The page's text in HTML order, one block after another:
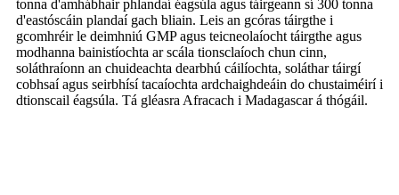
tonna d'amhábhair phlandaí éagsúla agus táirgeann sí 300 tonna
d'eastóscáin plandaí gach bliain. Leis an gcóras táirgthe i
gcomhréir le deimhniú GMP agus teicneolaíocht táirgthe agus
modhanna bainistíochta ar scála tionsclaíoch chun cinn,
soláthraíonn an chuideachta dearbhú cáilíochta, soláthar táirgí
cobhsaí agus seirbhísí tacaíochta ardchaighdeáin do chustaiméirí i
dtionscail éagsúla. Tá gléasra Afracach i Madagascar á thógáil.